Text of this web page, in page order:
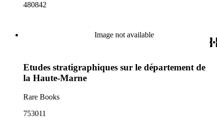
480842
Image not available
Etudes stratigraphiques sur le département de
la Haute-Marne
Rare Books
753011